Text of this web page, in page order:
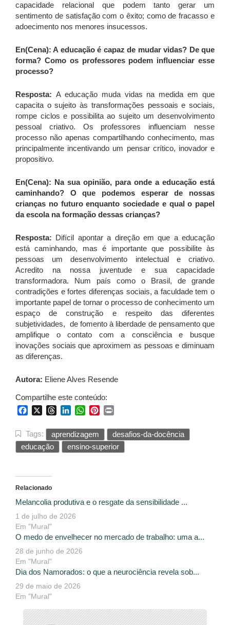
capacidade relacional que podem tanto gerar um
sentimento de satisfação com o êxito; como de fracasso e
adoecimento nos menores insucessos.
En(Cena): A educação é capaz de mudar vidas? De que
forma? Como os professores podem influenciar esse
processo?
Resposta: A educação muda vidas na medida em que
capacita o sujeito às transformações pessoais e sociais,
rompe ciclos e possibilita ao sujeito um desenvolvimento
pessoal criativo. Os professores influenciam nesse
processo não apenas compartilhando conhecimento, mas
principalmente incentivando um pensar crítico, inovador e
propositivo.
En(Cena): Na sua opinião, para onde a educação está
caminhando? O que podemos esperar de nossas
crianças no futuro enquanto sociedade e qual o papel
da escola na formação dessas crianças?
Resposta: Difícil apontar a direção em que a educação
está caminhando, mas é importante que possibilite às
pessoas um desenvolvimento intelectual e criativo.
Acredito na nossa juventude e sua capacidade
transformadora. Num país como o Brasil, de grande
contradições e fortes diferenças sociais, a faculdade tem o
importante papel de tornar o processo de conhecimento um
espaço de construção e respeito das diferentes
subjetividades, de fomento à liberdade de pensamento que
amplifique o contato com a consciência e busque
inovações sociais que aproximem as pessoas e diminuam
as diferenças.
Autora: Eliene Alves Resende
Compartilhe este conteúdo:
FacebookThreadsLinkedInWhatsApp
Pinterest
Tags: aprendizagem
desafios-da-docência
educação
ensino-superior
Relacionado
Melancolia produtiva e o resgate da sensibilidade ...
1 de julho de 2026
Em "Mural"
O medo de envelhecer no mercado de trabalho: uma a...
28 de junho de 2026
Em "Mural"
Dia dos Namorados: o que a neurociência revela sob...
29 de maio de 2026
Em "Mural"